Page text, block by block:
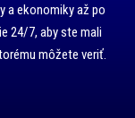
a ekonomiky až po
24/7, aby ste mali
môžete veriť.